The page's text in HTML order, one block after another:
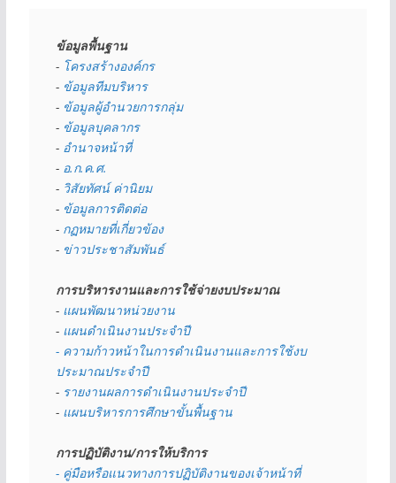
ข้อมูลพื้นฐาน
- โครงสร้างองค์กร
- ข้อมูลทีมบริหาร
- ข้อมูลผู้อำนวยการกลุ่ม
- ข้อมูลบุคลากร
- อำนาจหน้าที่
- อ.ก.ค.ศ.
- วิสัยทัศน์ ค่านิยม
- ข้อมูลการติดต่อ
- กฏหมายที่เกี่ยวข้อง
- ข่าวประชาสัมพันธ์
การบริหารงานและการใช้จ่ายงบประมาณ
- แผนพัฒนาหน่วยงาน
- แผนดำเนินงานประจำปี
- ความก้าวหน้าในการดำเนินงานและการใช้งบ
ประมาณประจำปี
- รายงานผลการดำเนินงานประจำปี
- แผนบริหารการศึกษาขั้นพื้นฐาน
การปฏิบัติงาน/การให้บริการ
- คู่มือหรือแนวทางการปฏิบัติงานของเจ้าหน้าที่